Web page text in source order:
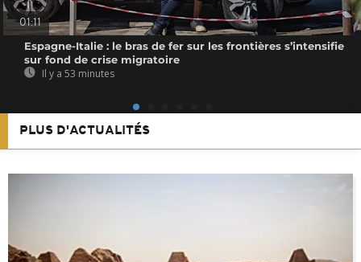
01:11
Espagne-Italie : le bras de fer sur les frontières s’intensifie
sur fond de crise migratoire
Il y a 53 minutes
PLUS D'ACTUALITÉS